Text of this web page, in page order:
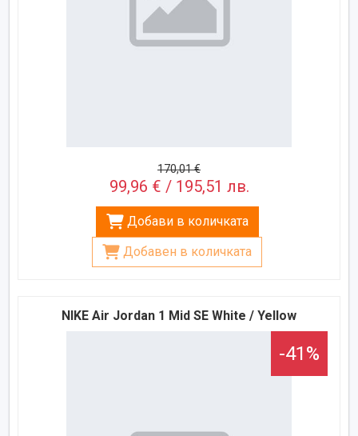
170,01 €
99,96 € / 195,51 лв.
Добави в количката
Добавен в количката
NIKE Air Jordan 1 Mid SE White / Yellow
-41%